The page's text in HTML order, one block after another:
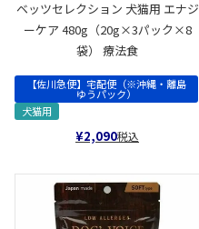
ベッツセレクション 犬猫用 エナジ
ーケア 480g（20g×3パック×8
袋） 療法食
【佐川急便】宅配便（※沖縄・離島
ゆうパック）
犬猫用
¥2,090税込